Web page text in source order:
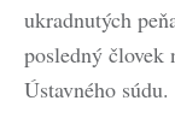
ukradnutých
posledný človek
Ústavného súdu.